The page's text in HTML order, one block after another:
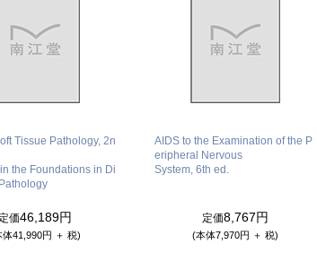
Tissue Pathology, 2n
the Foundations in Di
定価46,189円
体41,990円 ＋ 税)
AIDS to the Examination of the P
eripheral Nervous
System, 6th ed.
定価8,767円
(本体7,970円 ＋ 税)